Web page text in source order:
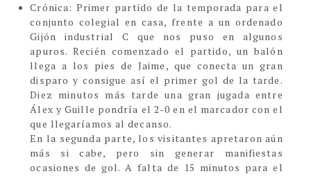
Crónica: Primer partido de la temporada para el
conjunto colegial en casa, frente a un ordenado
Gijón industrial C que nos puso en algunos
apuros. Recién comenzado el partido, un balón
llega a los pies de Jaime, que conecta un gran
disparo y consigue así el primer gol de la tarde.
Diez minutos más tarde una gran jugada entre
Álex y Guille pondría el 2-0 en el marcador con el
que llegaríamos al decanso.
En la segunda parte, los visitantes apretaron aún
más si cabe, pero sin generar manifiestas
ocasiones de gol. A falta de 15 minutos para el